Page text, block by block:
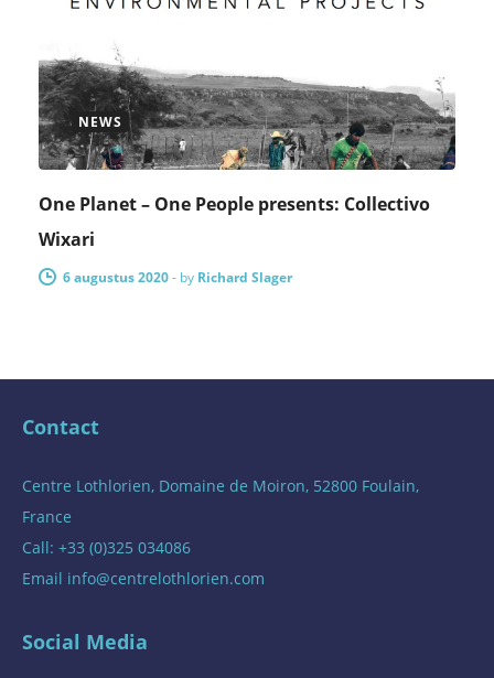
NEWS
One Planet – One People presents: Collectivo
Wixari
6 augustus 2020- by Richard Slager
Contact
Centre Lothlorien, Domaine de Moiron, 52800 Foulain,
France
Call: +33 (0)325 034086
Email info@centrelothlorien.com
Social Media